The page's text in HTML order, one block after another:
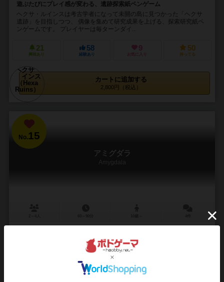
遊ぶたびにプレイ感が変わる、遺跡探索紙ペンゲーム
ヘクサ・ルインスは考古学者になって未開の島に見つかった「ヘクサ
遺跡」を目指しつつ、 偶像を集めて研究成果を上げる、探索研究紙ペ
ンゲームです。 プレイヤーは毎ターンダイ...
21
興味あり
58
経験あり
9
お気に入り
50
持ってる
カートに追加する
2,800円（税込）
No.15
アミグダラ
Amygdala
経験あり お気に入り
再入荷までお待ち下さい